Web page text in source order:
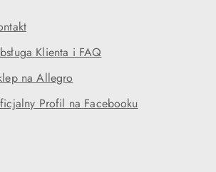
Klienta i FAQ
na Allegro
Profil na Facebooku